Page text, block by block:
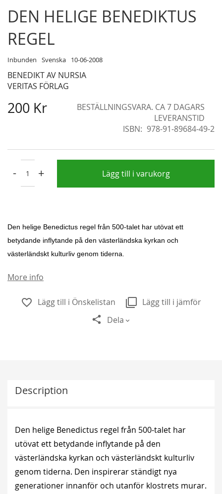
DEN HELIGE BENEDIKTUS
REGEL
Inbunden Svenska 10-06-2008
BENEDIKT AV NURSIA
VERITAS FÖRLAG
200 Kr
BESTÄLLNINGSVARA. CA 7 DAGARS
LEVERANSTID
ISBN
978-91-89684-49-2
- + Lägg till i varukorg
Den helige Benedictus regel från 500-talet har utövat ett
betydande inflytande på den västerländska kyrkan och
västerländskt kulturliv genom tiderna.
More info
Lägg till i Önskelistan
Lägg till i jämför
Dela
Skip
to
the
beginning
the
images
gallery
Description
Den helige Benedictus regel från 500-talet har
utövat ett betydande inflytande på den
västerländska kyrkan och västerländskt kulturliv
genom tiderna. Den inspirerar ständigt nya
generationer innanför och utanför klostrets murar.